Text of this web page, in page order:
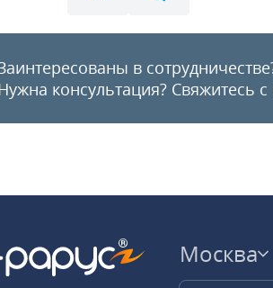
в
консультация? Свяжитесь
Москва